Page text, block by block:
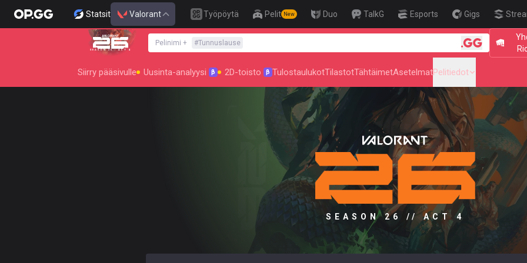
Statsit Valorant Työpöytä Pelit New Duo TalkG Esports Gigs
SEASON 26 : ACT 4
Pelinimi + #Tunnuslause 🎯 Level Up
Siirry pääsivulle Uusinta-analyysi β 2D-toisto β TulostaulukotTilastotTähtäimetAsetelmatPelitiedot
SEASON 26 // ACT 4